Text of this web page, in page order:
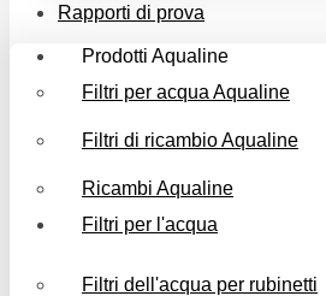
Rapporti di prova
Prodotti Aqualine
Filtri per acqua Aqualine
Filtri di ricambio Aqualine
Ricambi Aqualine
Filtri per l'acqua
Filtri dell'acqua per rubinetti